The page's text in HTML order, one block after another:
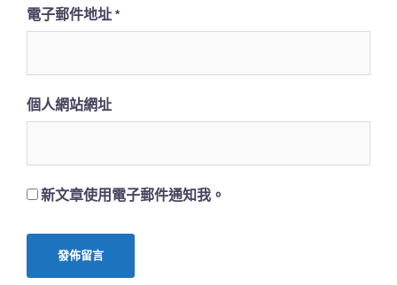
電子郵件地址 *
個人網站網址
新文章使用電子郵件通知我。